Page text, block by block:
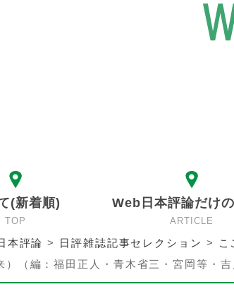
(新着順)
TOP
Web日本評論だけ
ARTICLE
本評論 > 日評雑誌記事セレクション > こ
）（編：福田正人・青木省三・宮岡等・吉